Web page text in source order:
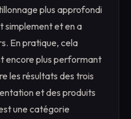
plus approfondi
simplement et en a
En pratique, cela
encore plus performant
les résultats des trois
et des produits
une catégorie